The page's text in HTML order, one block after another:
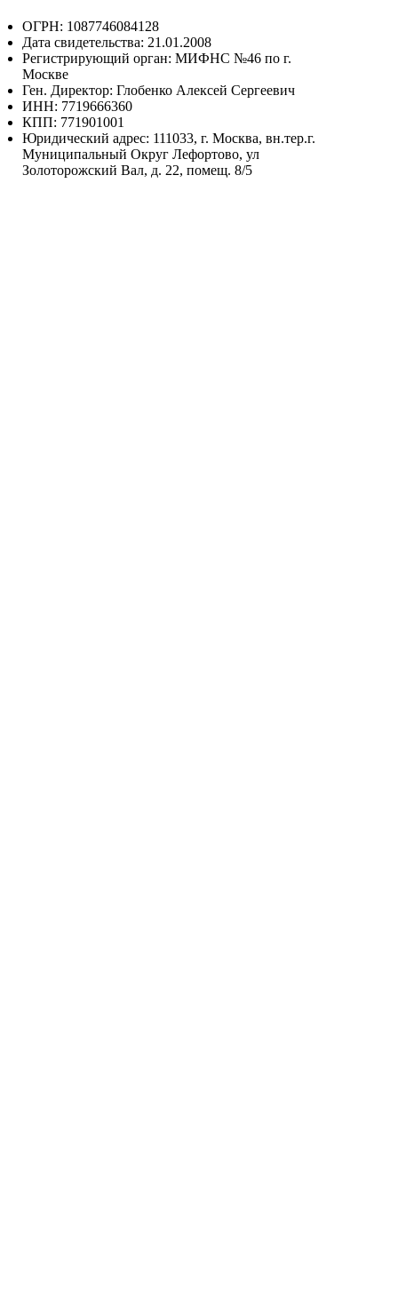
ОГРН: 1087746084128
Дата свидетельства: 21.01.2008
Регистрирующий орган: МИФНС №46 по г.
Москве
Ген. Директор: Глобенко Алексей Сергеевич
ИНН: 7719666360
КПП: 771901001
Юридический адрес: 111033, г. Москва, вн.тер.г.
Муниципальный Округ Лефортово, ул
Золоторожский Вал, д. 22, помещ. 8/5